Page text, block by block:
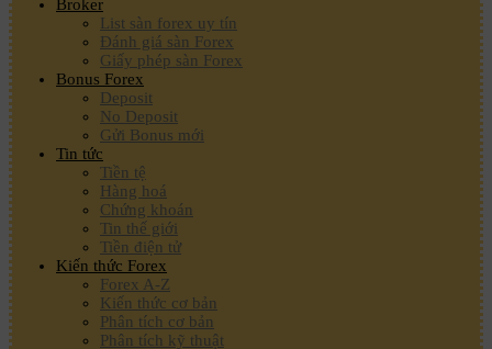
Broker
List sàn forex uy tín
Đánh giá sàn Forex
Giấy phép sàn Forex
Bonus Forex
Deposit
No Deposit
Gửi Bonus mới
Tin tức
Tiền tệ
Hàng hoá
Chứng khoán
Tin thế giới
Tiền điện tử
Kiến thức Forex
Forex A-Z
Kiến thức cơ bản
Phân tích cơ bản
Phân tích kỹ thuật